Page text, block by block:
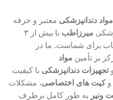
دندانپزشکی معتبر و حرفه
میرزاطب
با بیش از ۳
برای شماست. ما در
بر تأمین مواد
تجهیزات دندانپزشکی با کیفیت
وکیت های اختصاصی، مشکلات
ونیر به طور کامل برطرف